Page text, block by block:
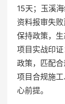
15天；玉溪
资料报审失
保持政策，
项目实战印
政策，匹配
项目合规施
心前提。